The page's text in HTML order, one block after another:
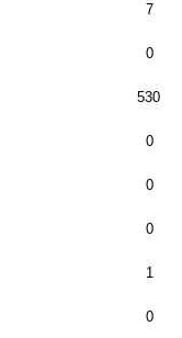
7
0
530
0
0
0
1
0